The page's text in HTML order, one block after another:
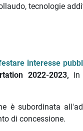
tecnologie
interesse
2022-2023, in
è subordinata
di concessione.